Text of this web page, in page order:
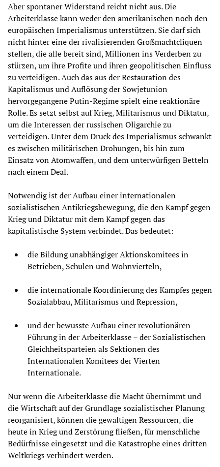
Aber spontaner Widerstand reicht nicht aus. Die
Arbeiterklasse kann weder den amerikanischen noch den
europäischen Imperialismus unterstützen. Sie darf sich
nicht hinter eine der rivalisierenden Großmachtcliquen
stellen, die alle bereit sind, Millionen ins Verderben zu
stürzen, um ihre Profite und ihren geopolitischen Einfluss
zu verteidigen. Auch das aus der Restauration des
Kapitalismus und Auflösung der Sowjetunion
hervorgegangene Putin-Regime spielt eine reaktionäre
Rolle. Es setzt selbst auf Krieg, Militarismus und Diktatur,
um die Interessen der russischen Oligarchie zu
verteidigen. Unter dem Druck des Imperialismus schwankt
es zwischen militärischen Drohungen, bis hin zum
Einsatz von Atomwaffen, und dem unterwürfigen Betteln
nach einem Deal.
Notwendig ist der Aufbau einer internationalen
sozialistischen Antikriegsbewegung, die den Kampf gegen
Krieg und Diktatur mit dem Kampf gegen das
kapitalistische System verbindet. Das bedeutet:
die Bildung unabhängiger Aktionskomitees in
Betrieben, Schulen und Wohnvierteln,
die internationale Koordinierung des Kampfes gegen
Sozialabbau, Militarismus und Repression,
und der bewusste Aufbau einer revolutionären
Führung in der Arbeiterklasse – der Sozialistischen
Gleichheitsparteien als Sektionen des
Internationalen Komitees der Vierten
Internationale.
Nur wenn die Arbeiterklasse die Macht übernimmt und
die Wirtschaft auf der Grundlage sozialistischer Planung
reorganisiert, können die gewaltigen Ressourcen, die
heute in Krieg und Zerstörung fließen, für menschliche
Bedürfnisse eingesetzt und die Katastrophe eines dritten
Weltkriegs verhindert werden.